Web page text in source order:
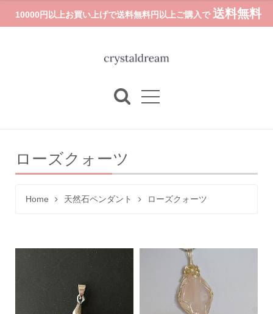
10000円以上お買い上げで送料無料円以上ご購入で 送料無料
ローズクォーツ
Home 天然石ペンダント ローズクォーツ